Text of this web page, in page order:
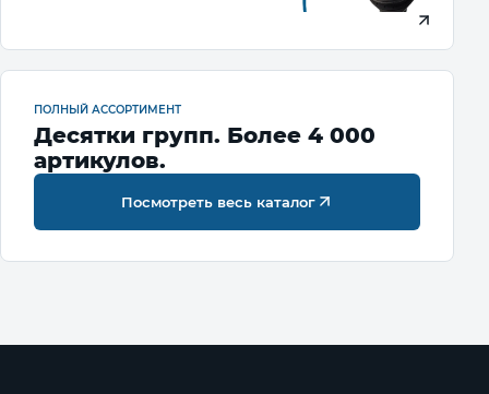
ПОЛНЫЙ АССОРТИМЕНТ
Десятки групп. Более 4 000
артикулов.
Посмотреть весь каталог